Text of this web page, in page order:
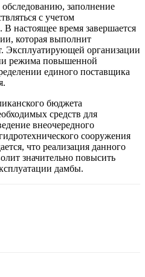
заполнение
с учетом
настоящее время завершается
которая выполнит
Эксплуатирующей организации
режима повышенной
единого поставщика
бюджета
средств для
внеочередного
сооружения
что реализация данного
значительно повысить
дамбы.